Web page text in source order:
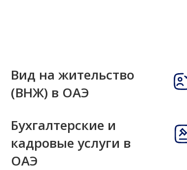
Вид на жительство
(ВНЖ) в ОАЭ
Бухгалтерские и
кадровые услуги в
ОАЭ